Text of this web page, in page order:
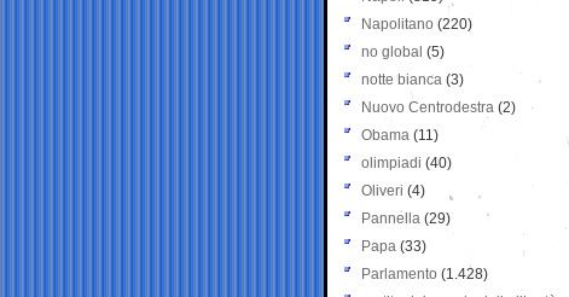
Napolitano (220)
no global (5)
notte bianca (3)
Nuovo Centrodestra (2)
Obama (11)
olimpiadi (40)
Oliveri (4)
Pannella (29)
Papa (33)
Parlamento (1.428)